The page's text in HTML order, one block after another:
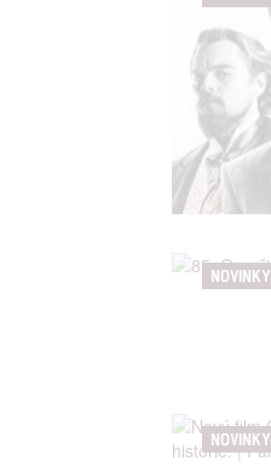
NOVINKY
NOVINKY